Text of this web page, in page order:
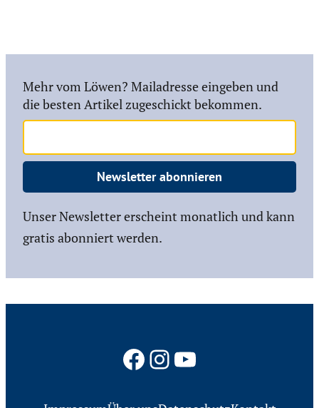
Mehr vom Löwen? Mailadresse eingeben und
die besten Artikel zugeschickt bekommen.
Newsletter abonnieren
Unser Newsletter erscheint monatlich und kann
gratis abonniert werden.
Facebook
Instagram
YouTube